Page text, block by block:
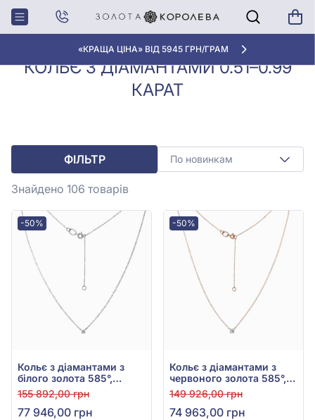
«КРАЩА ЦІНА» ВІД 5945 ГРН/ГРАМ
Головна
Колье з
діамантами
Кольє з діамантами 0.51–0.99
карат
КОЛЬЄ З ДІАМАНТАМИ 0.51–0.99
КАРАТ
ФІЛЬТР По новинкам
Знайдено 106 товарів
-50%
Кольє з діамантами з
білого золота 585°,
Діамант 0,54ct, арт.
КЛк7033/1
155 892,00 грн
77 946,00 грн
-50%
Кольє з діамантами з
червоного золота 585°,
Діамант 0,51ct, арт.
КЛк7033
149 926,00 грн
74 963,00 грн